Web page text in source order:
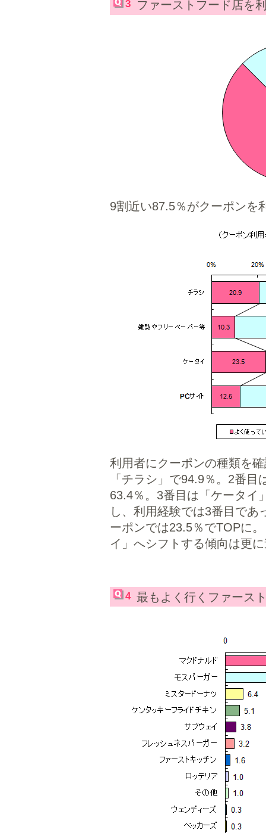
3 ファーストフード店を
9割近い87.5％がクーポンを
利用者にクーポンの種類を
「チラシ」で94.9％。2番
63.4％。3番目は「ケータイ
し、利用経験では3番目で
ーポンでは23.5％でTOPに
イ」へシフトする傾向は更
4 最もよく行くファース